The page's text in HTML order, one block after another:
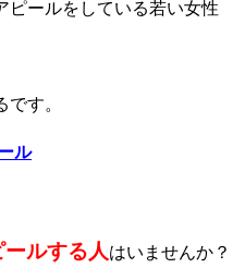
す。
ル
ルする人はいませんか？